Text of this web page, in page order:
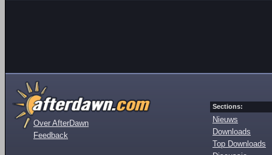
Over AfterDawn
Feedback
Sections:
Nieuws
Downloads
Top Downloads